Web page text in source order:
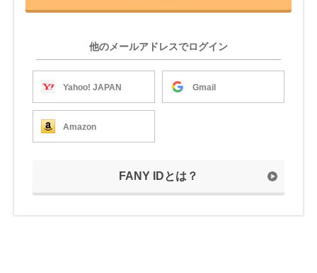
他のメールアドレスでログイン
Yahoo! JAPAN Gmail
Amazon
FANY IDとは？